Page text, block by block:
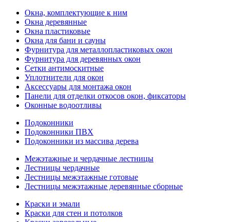
Окна, комплектующие к ним
Окна деревянные
Окна пластиковые
Окна для бани и сауны
Фурнитура для металлопластиковых окон
Фурнитура для деревянных окон
Сетки антимоскитные
Уплотнители для окон
Аксессуары для монтажа окон
Панели для отделки откосов окон, фиксаторы
Оконные водоотливы
Подоконники
Подоконники ПВХ
Подоконники из массива дерева
Межэтажные и чердачные лестницы
Лестницы чердачные
Лестницы межэтажные готовые
Лестницы межэтажные деревянные сборные
Краски и эмали
Краски для стен и потолков